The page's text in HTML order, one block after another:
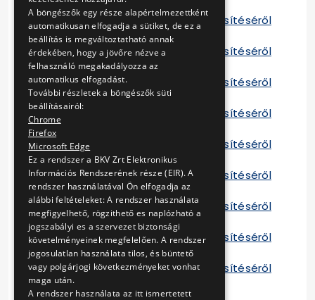
2014 A
Tájékoztató a szerződés teljesítéséről
2014 B
Tájékoztató a szerződés teljesítéséről
2014 E
Tájékoztató a szerződés teljesítéséről
2014 F
Tájékoztató a szerződés teljesítéséről
Tájékoztató a szerződés teljesítéséről
2015 B
Tájékoztató a szerződés teljesítéséről
2015 C
Tájékoztató a szerződés teljesítéséről
2015 D
Tájékoztató a szerződés teljesítéséről
2015 E
Tájékoztató a szerződés teljesítéséről
2015 F
A böngészők egy része alapértelmezettként
automatikusan elfogadja a sütiket, de ez a
beállítás is megváltoztatható annak
érdekében, hogy a jövőre nézve a
felhasználó megakadályozza az
automatikus elfogadást.
További részletek a böngészők süti
beállításairól:
Chrome
Firefox
Microsoft Edge
Ez a rendszer a BKV Zrt Elektronikus
Információs Rendszerének része (EIR). A
rendszer használatával Ön elfogadja az
alábbi feltételeket: A rendszer használata
megfigyelhető, rögzithető es naplózható a
jogszabályi es a szervezet biztonsági
követelményeinek megfelelően. A rendszer
jogosulatlan használata tilos, és büntető
vagy polgárjogi következményeket vonhat
maga után.
A rendszer használata az itt ismertetett